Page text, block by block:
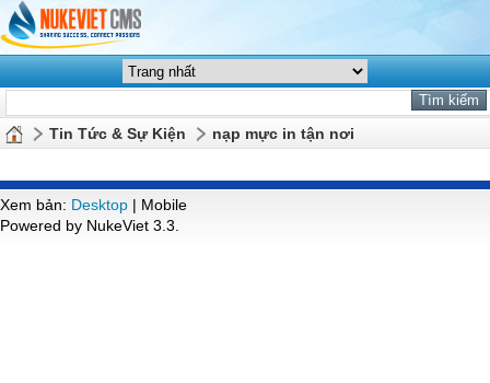
Tin Tức & Sự Kiện nạp mực in tận nơi
Xem bản: Desktop | Mobile
Powered by NukeViet 3.3.